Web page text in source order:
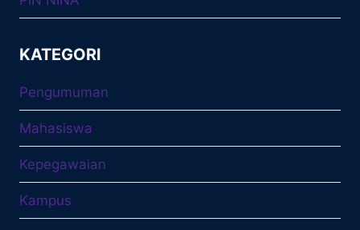
KATEGORI
Pengumuman
Mahasiswa
Kepegawaian
Kampus